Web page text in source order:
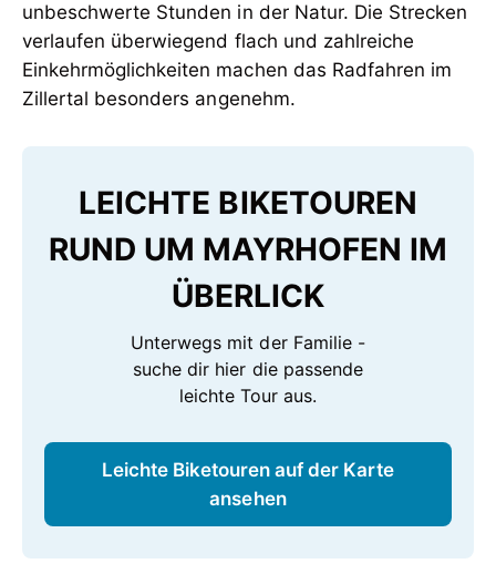
unbeschwerte Stunden in der Natur. Die Strecken
verlaufen überwiegend flach und zahlreiche
Einkehrmöglichkeiten machen das Radfahren im
Zillertal besonders angenehm.
LEICHTE BIKETOUREN
RUND UM MAYRHOFEN IM
ÜBERLICK
Unterwegs mit der Familie -
suche dir hier die passende
leichte Tour aus.
Leichte Biketouren auf der Karte
ansehen